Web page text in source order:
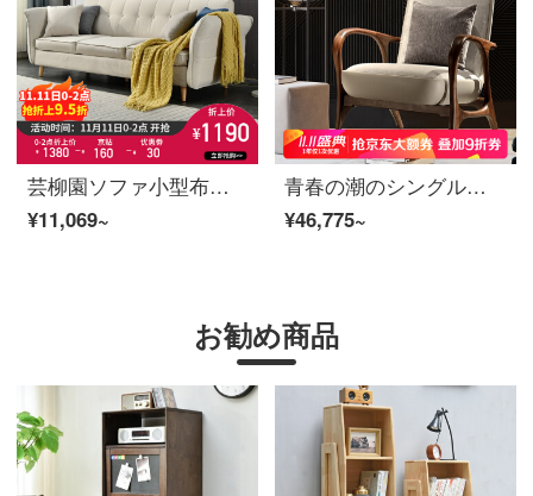
芸柳園ソファ小型布芸ソファー現代簡単約三人のソファ椅子賃貸部屋ソファ逸品家具米白色両用ソファ
¥11,069~
青春の潮のシングルソファーと北欧客間の布芸のソファーと椅子のベランダの本当の木のレジャーチェアのデザイナーの黒胡桃の木のシングルのソファーのベージュ
¥46,775~
お勧め商品